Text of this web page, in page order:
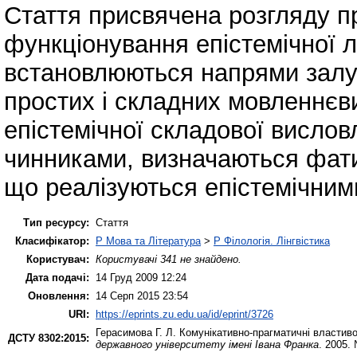
Стаття присвячена розгляду
функціонування епістемічної
встановлюються напрями
простих і складних
епістемічної складової
чинниками, визначаються
що реалізуються
Тип ресурсу: Стаття
Класифікатор:
P Мова та Література > P Філологія. Лінгвістика
Користувач: Користувачі 341 не знайдено.
Дата подачі:
14 Груд 2009 12:24
Оновлення:
14 Серп 2015 23:54
URI: https://eprints.zu.edu.ua/id/eprint/3726
ДСТУ 8302:2015:
Герасимова Г. Л.
Комунікативно-прагматичні
державного університету імені Івана Франка .